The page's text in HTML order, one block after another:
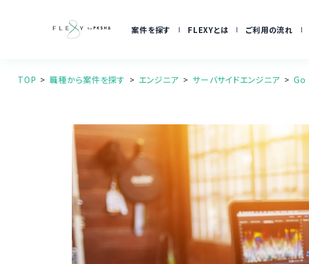
案件を探す FLEXYとは ご利用の流れ
TOP 職種から案件を探す エンジニア サーバサイドエンジニア Go